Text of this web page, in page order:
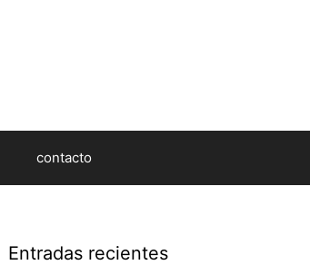
contacto
Entradas recientes